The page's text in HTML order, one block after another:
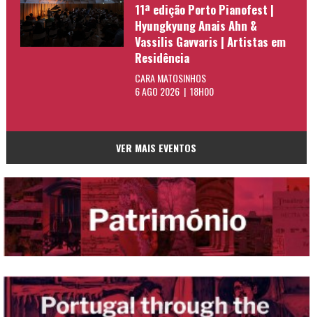
11ª edição Porto Pianofest |
Hyungkyung Anais Ahn &
Vassilis Gavvaris | Artistas em
Residência
CARA MATOSINHOS
6 AGO 2026 | 18H00
VER MAIS EVENTOS